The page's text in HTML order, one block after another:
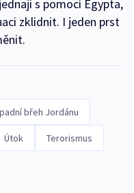
s pomocí Egypta,
zklidnit. I jeden prst
břeh Jordánu
Útok Terorismus